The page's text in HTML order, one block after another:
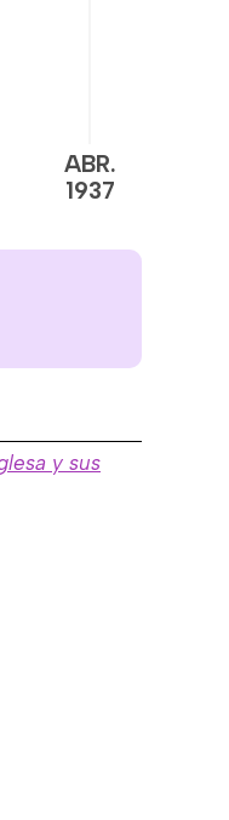
ABR.
1937
y sus